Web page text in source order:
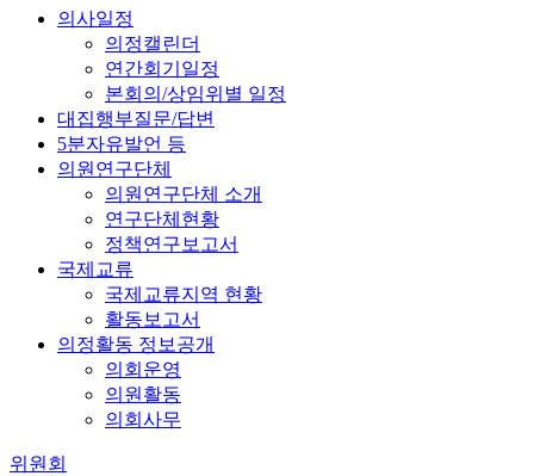
의사일정
의정캘린더
연간회기일정
본회의/상임위별 일정
대집행부질문/답변
5분자유발언 등
의원연구단체
의원연구단체 소개
연구단체현황
정책연구보고서
국제교류
국제교류지역 현황
활동보고서
의정활동 정보공개
의회운영
의원활동
의회사무
위원회